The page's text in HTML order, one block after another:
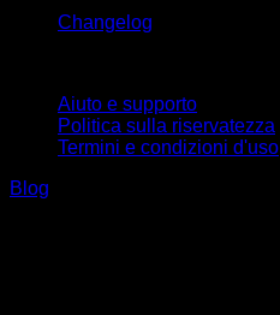
Changelog
Aiuto e supporto
Politica sulla riservatezza
Termini e condizioni d'uso
Blog